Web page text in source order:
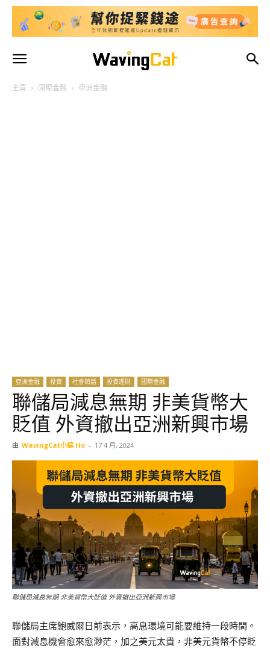
主頁 國際金融 亞洲金融
亞洲金融 投資 社會熱話 投資理財 國際金融
聯儲局減息無期 非美貨幣大
貶值 外資撤出亞洲新興市場
由 WavingCat小編 Ho - 17 4 月, 2024
聯儲局減息無期 非美貨幣大貶值 外資撤出亞洲新興市場
聯儲局主席鮑威爾日前表示，高息環境可能要維持一段時間。
面對減息機會愈來愈渺茫，加之美元太貴，非美元貨幣不停貶